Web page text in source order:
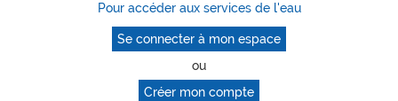
Pour accéder aux services de l'eau
Se connecter à mon espace
ou
Créer mon compte